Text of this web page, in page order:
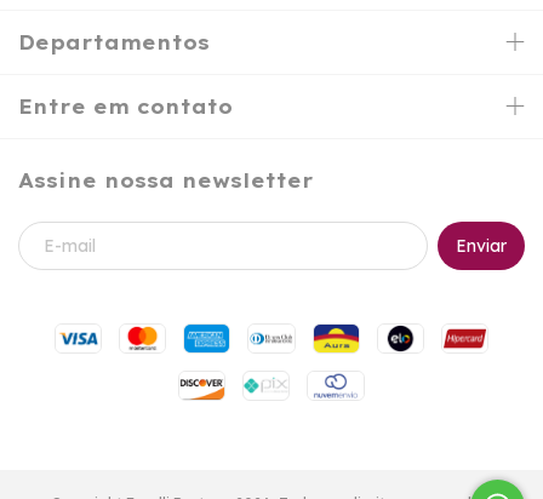
Departamentos
Entre em contato
Assine nossa newsletter